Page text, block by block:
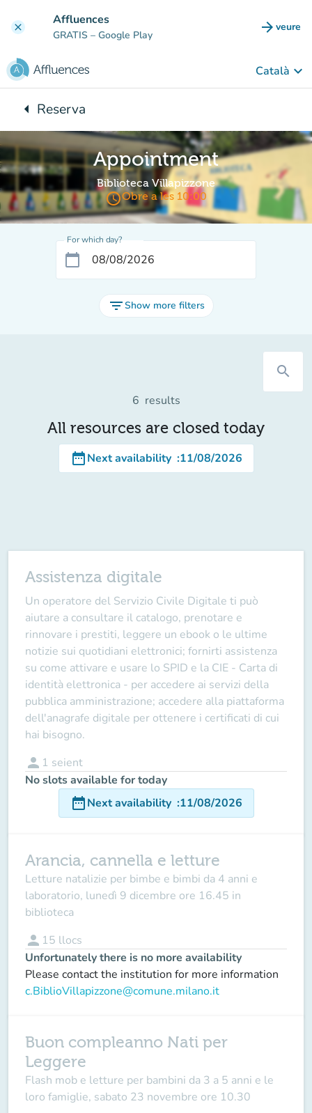
clear Affluences
GRATIS – Google Play arrow_forward veure
(new
Català keyboard_arrow_down
arrow_leftBack to:
Reserva
Appointment
Biblioteca Villapizzone
access_timeObre a les 10:00
For which day?
calendar_today
filter_listShow more filters
search
6 results
All resources are closed today
date_rangeNext availability :11/08/2026
Assistenza digitale
Un operatore del Servizio Civile Digitale ti può
aiutare a consultare il catalogo, prenotare e
rinnovare i prestiti, leggere un ebook o le ultime
notizie sui quotidiani elettronici; fornirti assistenza
su come attivare e usare lo SPID e la CIE - Carta di
identità elettronica - per accedere ai servizi della
pubblica amministrazione; accedere alla piattaforma
dell'anagrafe digitale per ottenere i certificati di cui
hai bisogno.
person 1 seient
No slots available for today
date_rangeNext availability :11/08/2026
Arancia, cannella e letture
Letture natalizie per bimbe e bimbi da 4 anni e
laboratorio, lunedì 9 dicembre ore 16.45 in
biblioteca
person 15 llocs
Unfortunately there is no more availability
Please contact the institution for more information
c.BiblioVillapizzone@comune.milano.it
Buon compleanno Nati per
Leggere
Flash mob e letture per bambini da 3 a 5 anni e le
loro famiglie, sabato 23 novembre ore 10.30